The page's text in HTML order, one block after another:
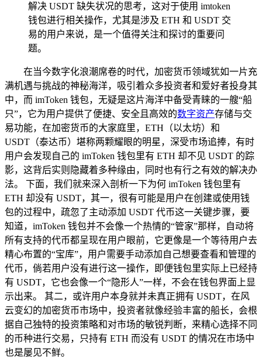
解决 USDT 缺失状况的思考，这对于使用 imtoken
钱包进行相关操作，尤其是涉及 ETH 和 USDT 交
易的用户来说，是一个值得关注和探讨的重要问
题。
在当今数字化浪潮席卷的时代，加密货币领域犹如一片充
满机遇与挑战的神秘海洋，吸引着众多投资者和爱好者投身其
中，而 imToken 钱包，无疑是这片海洋中备受青睐的一艘“船
只”，它为用户提供了便捷、安全且高效的数字资产存储与交
易功能，在加密货币的大家庭里，ETH（以太坊）和
USDT（泰达币）堪称两颗耀眼的明星，深受市场追捧，有时
用户会发现自己的 imToken 钱包里有 ETH 却不见 USDT 的踪
影，这背后实则隐藏着多种缘由，同时也有行之有效的解决办
法。 下面，我们就来深入剖析一下为何 imToken 钱包里有
ETH 却没有 USDT，其一，很有可能是用户在创建或使用钱
包的过程中，疏忽了主动添加 USDT 代币这一关键步骤，要
知道，imToken 钱包并不会像一个热情的“管家”那样，自动将
所有支持的代币都呈现在用户眼前，它更像是一个等待用户去
精心布置的“宝库”，用户需要手动添加自己想要查看和管理的
代币，倘若用户没有进行这一操作，即便钱包里实际上已经持
有 USDT，它也会像一个“隐形人”一样，不会在钱包界面上显
示出来。 其二，或许用户本身就并未真正拥有 USDT，在风
云变幻的加密货币市场中，投资者就像经验丰富的船长，会根
据自己独特的投资策略和对市场的敏锐判断，来精心选择不同
的币种进行交易，只持有 ETH 而没有 USDT 的情况在市场中
也是屡见不鲜。